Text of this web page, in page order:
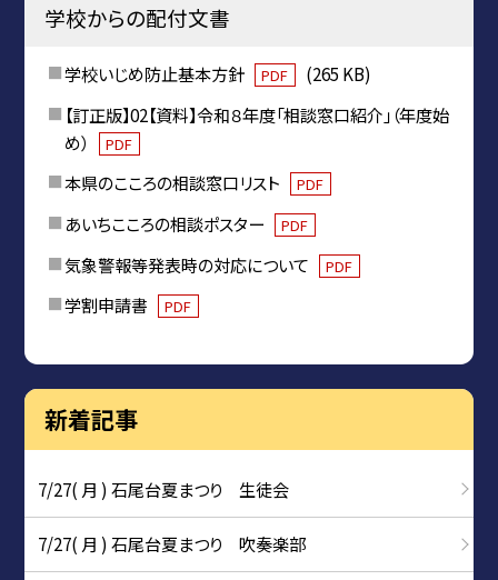
学校からの配付文書
学校いじめ防止基本方針 PDF
(265 KB)
【訂正版】02【資料】令和８年度「相談窓口紹介」（年度始
め）
PDF
本県のこころの相談窓口リスト PDF
あいちこころの相談ポスター PDF
気象警報等発表時の対応について PDF
学割申請書 PDF
新着記事
7/27( 月 ) 石尾台夏まつり 生徒会
7/27( 月 ) 石尾台夏まつり 吹奏楽部